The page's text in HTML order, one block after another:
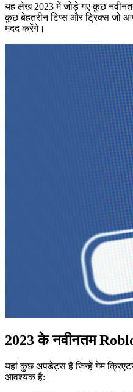
यह लेख 2023 में जोड़े गए कुछ
कुछ बेहतरीन टिप्स और ट्रिक्स जो
मदद करेंगे।
2023 के नवीनतम
यहां कुछ अपडेट्स हैं जिन्हें गेम
आवश्यक है: